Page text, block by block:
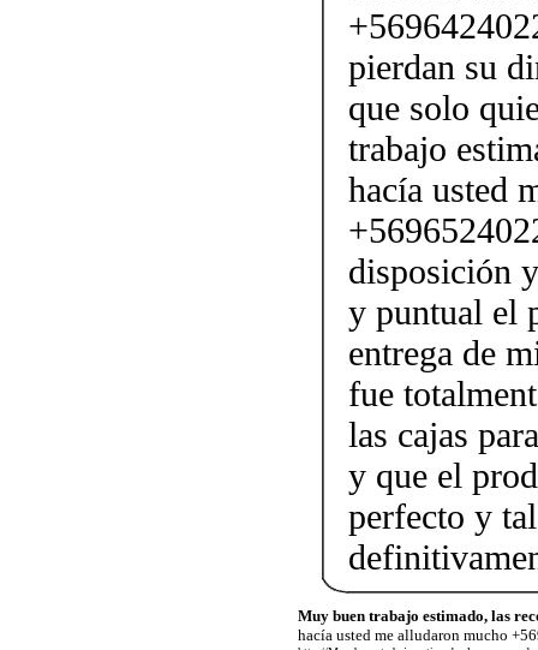
pierdan su
que solo
trabajo
hacía usted
disposición
y puntual el
entrega de
fue
las cajas
y que el
perfecto y
Muy buen trabajo estimado, las
hacía usted me alludaron mucho